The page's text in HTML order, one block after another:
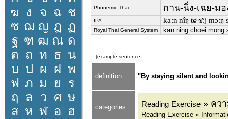
ฆ ง จ ฉ ช
ซ ฌ ญ ฎ ฏ
ฐ ฑ ฒ ณ ด
ต ถ ท ธ น
บ ป ผ ฝ พ
ฟ ภ ม ย
ร
ฤ
ล ว ศ ษ
ส ห ฬ อ ฮ
Phonemic Thai กาน-นิ่ง-เฉย-ม
IPA kaːn nîŋ tɕʰɤ̌ːj mɔːŋ
Royal Thai General System kan ning choei
[example sentence]
definition "By staying silent and
categories Reading Exercise » คว
Reading Exercise »